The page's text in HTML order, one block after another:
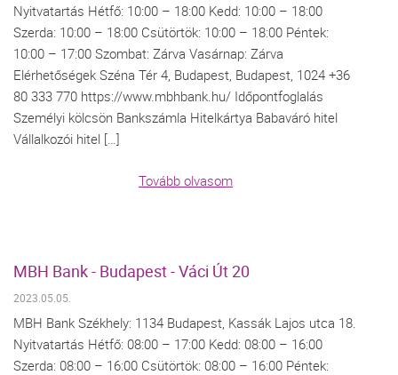
Nyitvatartás Hétfő: 10:00 – 18:00 Kedd: 10:00 – 18:00
Szerda: 10:00 – 18:00 Csütörtök: 10:00 – 18:00 Péntek:
10:00 – 17:00 Szombat: Zárva Vasárnap: Zárva
Elérhetőségek Széna Tér 4, Budapest, Budapest, 1024 +36
80 333 770 https://www.mbhbank.hu/ Időpontfoglalás
Személyi kölcsön Bankszámla Hitelkártya Babaváró hitel
Vállalkozói hitel […]
Tovább olvasom
MBH Bank - Budapest - Váci Út 20
2023.05.05.
MBH Bank Székhely: 1134 Budapest, Kassák Lajos utca 18.
Nyitvatartás Hétfő: 08:00 – 17:00 Kedd: 08:00 – 16:00
Szerda: 08:00 – 16:00 Csütörtök: 08:00 – 16:00 Péntek: